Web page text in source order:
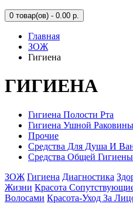
0 товар(ов) - 0.00 р.
Главная
ЗОЖ
Гигиена
ГИГИЕНА
Гигиена Полости Рта
Гигиена Ушной Раковины
Прочие
Средства Для Душа И
Средства Общей
ЗОЖ Гигиена Диагностика
Жизни Красота
Волосами Красота-Уход За